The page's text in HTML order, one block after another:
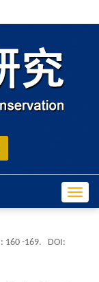
: 160 -169.
DOI: